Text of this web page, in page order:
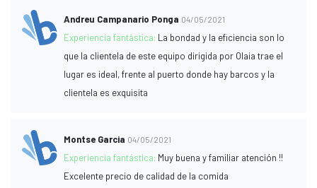
Andreu Campanario Ponga 04/05/2021
Experiencia fantástica: La bondad y la eficiencia son lo
que la clientela de este equipo dirigida por Olaia trae el
lugar es ideal, frente al puerto donde hay barcos y la
clientela es exquisita
Montse Garcia 04/05/2021
Experiencia fantástica: Muy buena y familiar atención !!
Excelente precio de calidad de la comida